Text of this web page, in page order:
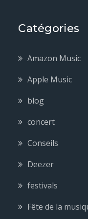
Catégories
Amazon Music
Apple Music
blog
concert
Conseils
Deezer
festivals
Fête de la